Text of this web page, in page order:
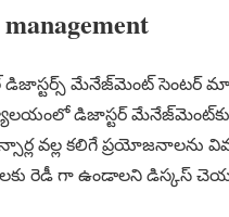
మేనేజ్‌మెంట్ సెంటర్
డిజాస్టర్
వల్ల కలిగే ప్రయోజనాలను
రెడీ గా ఉండాలని డిస్కస్